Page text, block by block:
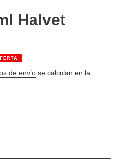
Halvet
de envío se calculan en la